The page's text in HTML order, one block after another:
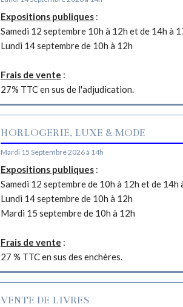
Expositions publiques:
Samedi 12 septembre 10h à 12h et de 14h à
Lundi 14 septembre de 10h à 12h
Frais de vente :
27% TTC en sus de l'adjudication.
HORLOGERIE, LUXE & MODE
Mardi 15 Septembre 2026 à 14h
Expositions publiques:
Samedi 12 septembre de 10h à 12h et de 14h
Lundi 14 septembre de 10h à 12h
Mardi 15 septembre de 10h à 12h
Frais de vente :
27 % TTC en sus des enchères.
VENTE DE LIVRES